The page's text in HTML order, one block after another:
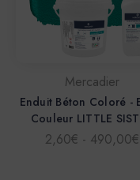
Mercadier
Enduit Béton Coloré -
Couleur LITTLE
2,60€ - 490,00€